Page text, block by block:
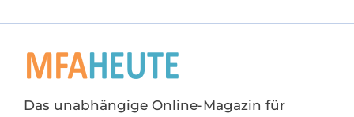
Das unabhängige Online-Magazin für